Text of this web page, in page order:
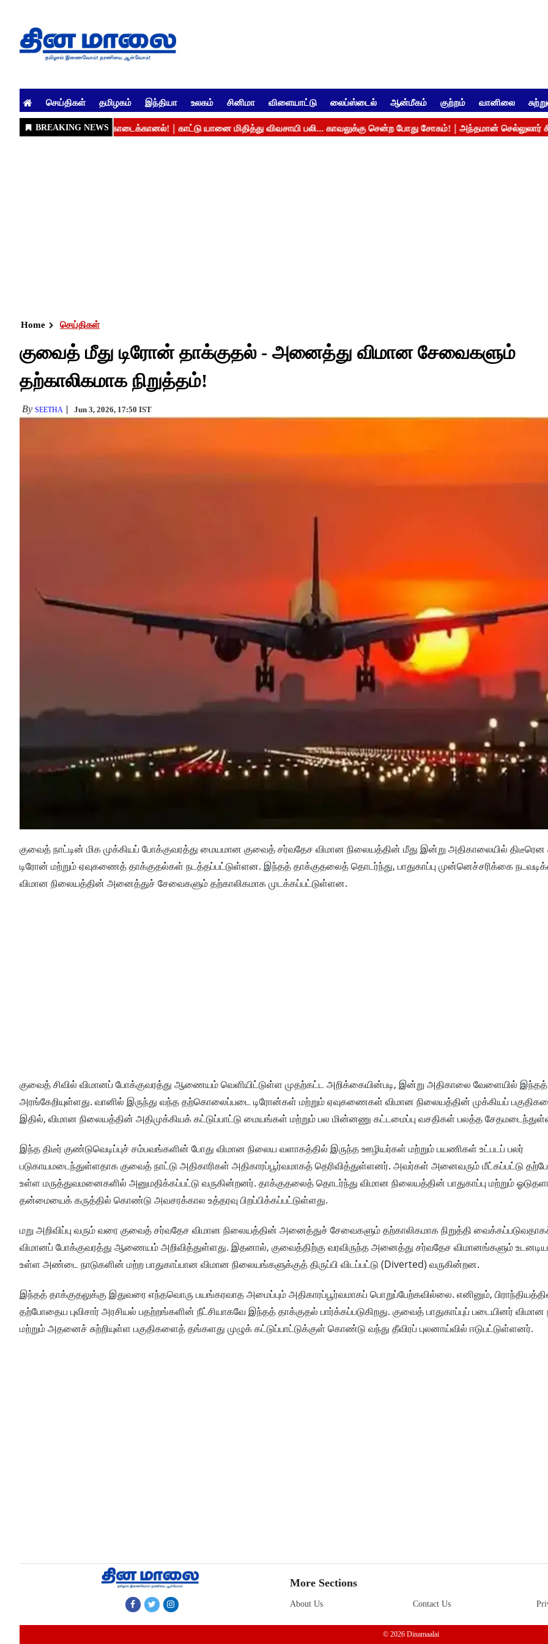
செய்திகள் தமிழகம் இந்தியா உலகம் சினிமா விளையாட்டு லைப்ஸ்டைல் ஆன்மீகம் குற்றம் வானிலை
Home செய்திகள்
குவைத் மீது டிரோன் தாக்குதல் - அனைத்து விமான சேவைகளும்
தற்காலிகமாக நிறுத்தம்!
By SEETHA Jun 3, 2026, 17:50 IST
குவைத் நாட்டின் மிக முக்கியப் போக்குவரத்து மையமான குவைத் சர்வதேச விமான நிலையத்தின் மீது இன்று அதிகாலையில்
டிரோன் மற்றும் ஏவுகணைத் தாக்குதல்கள் நடத்தப்பட்டுள்ளன. இந்தத் தாக்குதலைத் தொடர்ந்து, பாதுகாப்பு முன்னெச்சரிக்கை
விமான நிலையத்தின் அனைத்துச் சேவைகளும் தற்காலிகமாக முடக்கப்பட்டுள்ளன.
குவைத் சிவில் விமானப் போக்குவரத்து ஆணையம் வெளியிட்டுள்ள முதற்கட்ட அறிக்கையின்படி, இன்று அதிகாலை வேளையில் இந்தத்
அரங்கேறியுள்ளது. வானில் இருந்து வந்த தற்கொலைப்படை டிரோன்கள் மற்றும் ஏவுகணைகள் விமான நிலையத்தின் முக்கியப்
இதில், விமான நிலையத்தின் அதிமுக்கியக் கட்டுப்பாட்டு மையங்கள் மற்றும் பல மின்னணு கட்டமைப்பு வசதிகள் பலத்த
இந்த திடீர் குண்டுவெடிப்புச் சம்பவங்களின் போது விமான நிலைய வளாகத்தில் இருந்த ஊழியர்கள் மற்றும் பயணிகள் உட்படப் பலர்
படுகாயமடைந்துள்ளதாக குவைத் நாட்டு அதிகாரிகள் அதிகாரப்பூர்வமாகத் தெரிவித்துள்ளனர். அவர்கள் அனைவரும் மீட்கப்பட்டு
உள்ள மருத்துவமனைகளில் அனுமதிக்கப்பட்டு வருகின்றனர். தாக்குதலைத் தொடர்ந்து விமான நிலையத்தின் பாதுகாப்பு மற்றும்
தன்மையைக் கருத்தில் கொண்டு அவசரக்கால உத்தரவு பிறப்பிக்கப்பட்டுள்ளது.
மறு அறிவிப்பு வரும் வரை குவைத் சர்வதேச விமான நிலையத்தின் அனைத்துச் சேவைகளும் தற்காலிகமாக நிறுத்தி
விமானப் போக்குவரத்து ஆணையம் அறிவித்துள்ளது. இதனால், குவைத்திற்கு வரவிருந்த அனைத்து சர்வதேச விமானங்களும்
உள்ள அண்டை நாடுகளின் மற்ற பாதுகாப்பான விமான நிலையங்களுக்குத் திருப்பி விடப்பட்டு (Diverted) வருகின்றன.
இந்தத் தாக்குதலுக்கு இதுவரை எந்தவொரு பயங்கரவாத அமைப்பும் அதிகாரப்பூர்வமாகப் பொறுப்பேற்கவில்லை. எனினும்,
தற்போதைய புவிசார் அரசியல் பதற்றங்களின் நீட்சியாகவே இந்தத் தாக்குதல் பார்க்கப்படுகிறது. குவைத் பாதுகாப்புப் படையினர்
மற்றும் அதனைச் சுற்றியுள்ள பகுதிகளைத் தங்களது முழுக் கட்டுப்பாட்டுக்குள் கொண்டு வந்து தீவிரப் புலனாய்வில் ஈடுபட்டுள்ளனர்.
More Sections
About Us Contact Us
© 2026 Dinamaalai